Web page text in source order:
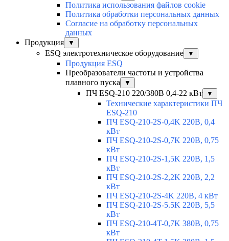
Политика использования файлов cookie
Политика обработки персональных данных
Согласие на обработку персональных
данных
Продукция
▼
ESQ электротехническое оборудование ▼
Продукция ESQ
Преобразователи частоты и устройства
плавного пуска
▼
ПЧ ESQ-210 220/380В 0,4-22 кВт ▼
Технические характеристики ПЧ
ESQ-210
ПЧ ESQ-210-2S-0,4K 220В, 0,4
кВт
ПЧ ESQ-210-2S-0,7K 220В, 0,75
кВт
ПЧ ESQ-210-2S-1,5K 220В, 1,5
кВт
ПЧ ESQ-210-2S-2,2K 220В, 2,2
кВт
ПЧ ESQ-210-2S-4K 220В, 4 кВт
ПЧ ESQ-210-2S-5.5K 220В, 5,5
кВт
ПЧ ESQ-210-4T-0,7K 380В, 0,75
кВт